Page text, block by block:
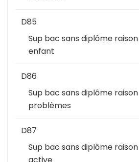
D85
Sup bac sans diplôme
enfant
D86
Sup bac sans diplôme
problèmes
D87
Sup bac sans diplôme
active